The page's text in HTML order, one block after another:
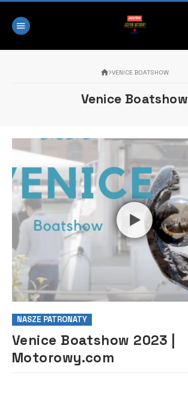
VENICE BOATSHOW
Venice Boatshow
NASZE PATRONATY
Venice Boatshow 2023 |
Motorowy.com